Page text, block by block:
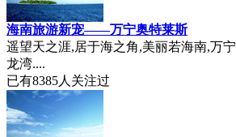
海南旅游新宠——万宁奥特莱斯
遥望天之涯,居于海之角,美丽若海南,万
龙湾....
已有8385人关注过